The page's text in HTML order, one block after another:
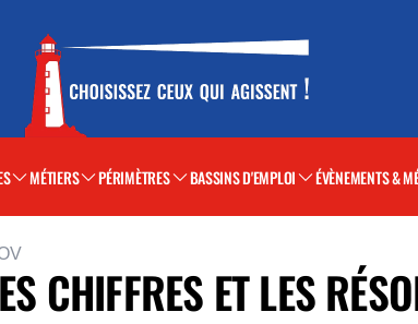
MÉTIERS PÉRIMÈTRES BASSINS D'EMPLOI ÉVÈNEMENTS &
CHIFFRES ET LES